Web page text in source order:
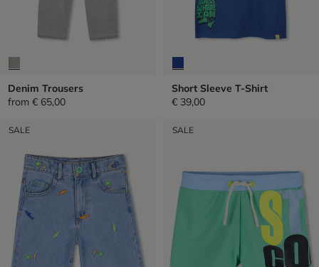
Denim Trousers
from € 65,00
Short Sleeve T-Shirt
€ 39,00
SALE SALE